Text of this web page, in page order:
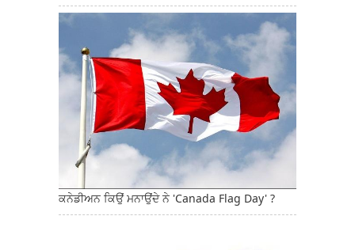
ਕਨੇਡੀਅਨ ਕਿਉਂ ਮਨਾਉਂਦੇ ਨੇ 'Canada Flag Day' ?